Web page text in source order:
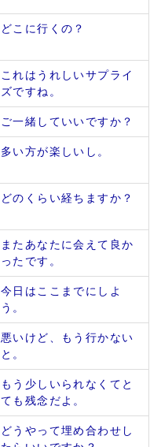
どこに行くの？
これはうれしいサプライ
ズですね。
ご一緒していいですか？
多い方が楽しいし。
どのくらい経ちますか？
またあなたに会えて良か
ったです。
今日はここまでにしよ
う。
悪いけど、もう行かない
と。
もう少しいられなくてと
ても残念だよ。
どうやって埋め合わせし